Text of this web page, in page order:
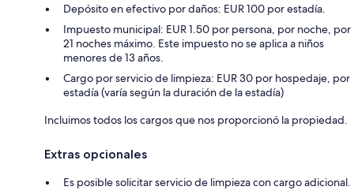
Depósito en efectivo por daños: EUR 100 por estadía.
Impuesto municipal: EUR 1.50 por persona, por noche, por
21 noches máximo. Este impuesto no se aplica a niños
menores de 13 años.
Cargo por servicio de limpieza: EUR 30 por hospedaje, por
estadía (varía según la duración de la estadía)
Incluimos todos los cargos que nos proporcionó la propiedad.
Extras opcionales
Es posible solicitar servicio de limpieza con cargo adicional.